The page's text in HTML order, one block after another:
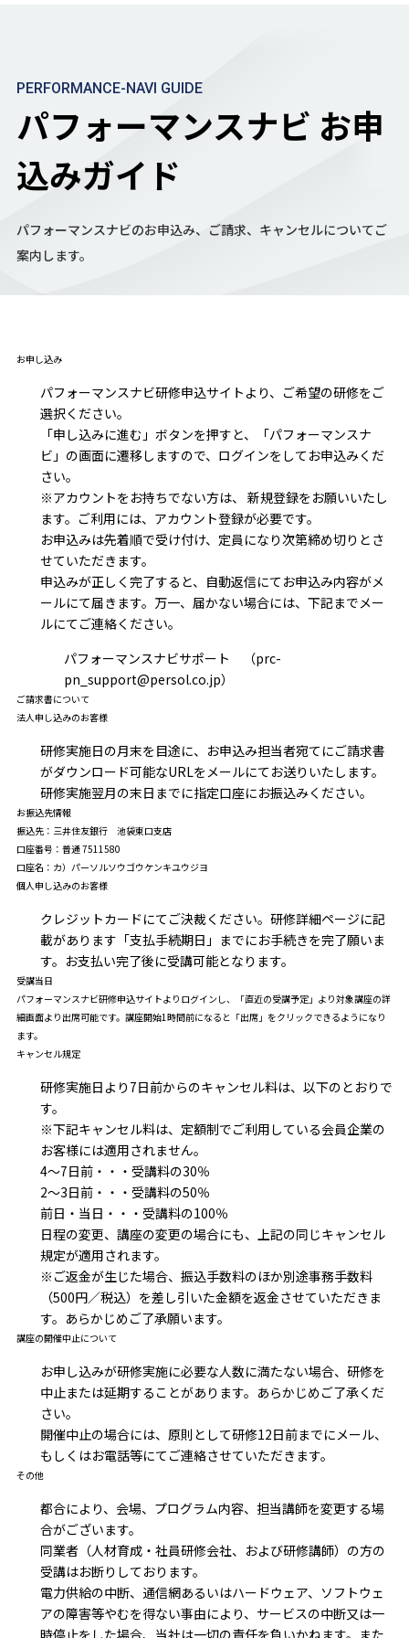
PERFORMANCE-NAVI GUIDE
パフォーマンスナビ お申
込みガイド
パフォーマンスナビのお申込み、ご請求、キャンセルについてご
案内します。
お申し込み
パフォーマンスナビ研修申込サイト より、ご希望の研修をご
選択ください。
「申し込みに進む」ボタンを押すと、「パフォーマンスナ
ビ」の画面に遷移しますので、ログインをしてお申込みくだ
さい。
※アカウントをお持ちでない方は、 新規登録をお願いいたし
ます。ご利用には、アカウント登録が必要です。
お申込みは先着順で受け付け、定員になり次第締め切りとさ
せていただきます。
申込みが正しく完了すると、自動返信にてお申込み内容がメ
ールにて届きます。万一、届かない場合には、下記までメー
ルにてご連絡ください。
パフォーマンスナビサポート （prc-
pn_support@persol.co.jp）
ご請求書について
法人申し込みのお客様
研修実施日の月末を目途に、お申込み担当者宛てにご請求書
がダウンロード可能なURLをメールにてお送りいたします。
研修実施翌月の末日までに指定口座にお振込みください。
お振込先情報
振込先：三井住友銀行 池袋東口支店
口座番号：普通 7511580
口座名：カ）パーソルソウゴウケンキユウジヨ
個人申し込みのお客様
クレジットカードにてご決裁ください。研修詳細ページに記
載があります「支払手続期日」までにお手続きを完了願いま
す。お支払い完了後に受講可能となります。
受講当日
パフォーマンスナビ研修申込サイトよりログインし、「直近の受講予定」より対象講座の詳
細画面より出席可能です。講座開始1時間前になると「出席」をクリックできるようになり
ます。
キャンセル規定
研修実施日より7日前からのキャンセル料は、以下のとおりで
す。
※下記キャンセル料は、定額制でご利用している会員企業の
お客様には適用されません。
4～7日前・・・受講料の30％
2～3日前・・・受講料の50％
前日・当日・・・受講料の100％
日程の変更、講座の変更の場合にも、上記の同じキャンセル
規定が適用されます。
※ご返金が生じた場合、振込手数料のほか別途事務手数料
（500円／税込）を差し引いた金額を返金させていただきま
す。あらかじめご了承願います。
講座の開催中止について
お申し込みが研修実施に必要な人数に満たない場合、研修を
中止または延期することがあります。あらかじめご了承くだ
さい。
開催中止の場合には、原則として研修12日前までにメール、
もしくはお電話等にてご連絡させていただきます。
その他
都合により、会場、プログラム内容、担当講師を変更する場
合がございます。
同業者（人材育成・社員研修会社、および研修講師）の方の
受講はお断りしております。
電力供給の中断、通信網あるいはハードウェア、ソフトウェ
アの障害等やむを得ない事由により、サービスの中断又は一
時停止をした場合、当社は一切の責任を負いかねます。また